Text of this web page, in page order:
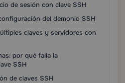
de sesión con clave SSH
del demonio SSH
claves y servidores con
por qué falla la
SSH
de claves SSH